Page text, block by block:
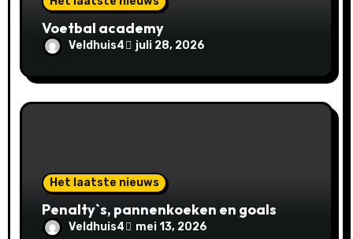
e
Voetbal academy
Veldhuis4 juli 28, 2026
Het laatste nieuws
Penalty`s, pannenkoeken en goals
Veldhuis4 mei 13, 2026